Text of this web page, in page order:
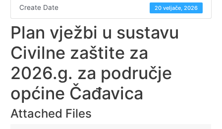
Create Date 20 veljače, 2026
Plan vježbi u sustavu
Civilne zaštite za
2026.g. za područje
općine Čađavica
Attached Files